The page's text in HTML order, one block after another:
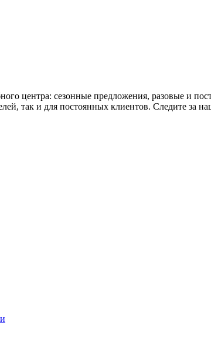
центра: сезонные предложения, разовые и
так и для постоянных клиентов. Следите за